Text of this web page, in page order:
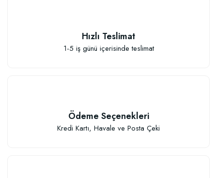
Hızlı Teslimat
1-5 iş günü içerisinde teslimat
Ödeme Seçenekleri
Kredi Kartı, Havale ve Posta Çeki